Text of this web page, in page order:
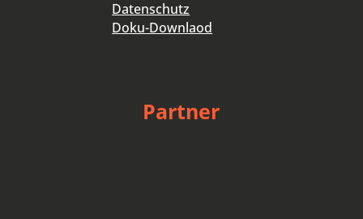
Datenschutz
Doku-Downlaod
Partner